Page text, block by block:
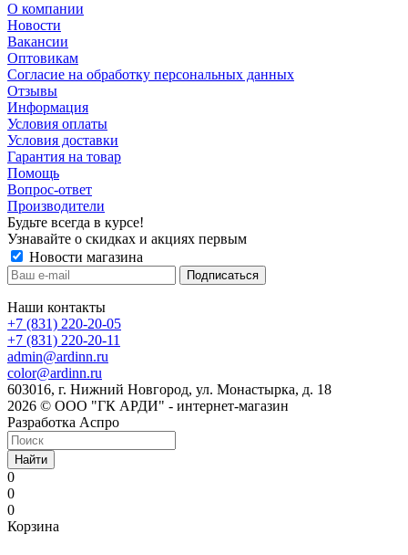
О компании
Новости
Вакансии
Оптовикам
Cогласие на обработку персональных данных
Отзывы
Информация
Условия оплаты
Условия доставки
Гарантия на товар
Помощь
Вопрос-ответ
Производители
Будьте всегда в курсе!
Узнавайте о скидках и акциях первым
Новости магазина
Наши контакты
+7 (831) 220-20-05
+7 (831) 220-20-11
admin@ardinn.ru
color@ardinn.ru
603016, г. Нижний Новгород, ул. Монастырка, д. 18
2026 © ООО "ГК АРДИ" - интернет-магазин
Разработка Аспро
Найти
0
0
0
Корзина